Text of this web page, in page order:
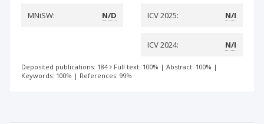
MNiSW:
N/D ICV 2025: N/I
ICV 2024: N/I
Deposited publications: 184 Full text: 100% | Abstract: 100% |
Keywords: 100% | References: 99%